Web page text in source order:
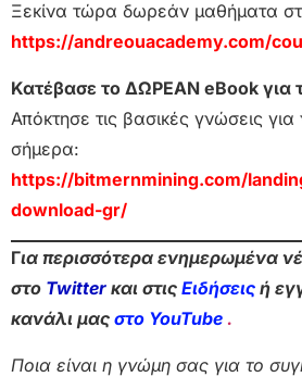
Ξεκίνα τώρα δωρεάν μαθήματα
https://andreouacademy.com/
Κατέβασε το ΔΩΡΕΑΝ eBook για
Απόκτησε τις βασικές γνώσεις για
σήμερα:
https://bitmernmining.com/
download-gr/
Για περισσότερα ενημερωμένα
στο Twitter και στις Ειδήσεις ή
κανάλι μας στο YouTube .
Ποια είναι η γνώμη σας για το